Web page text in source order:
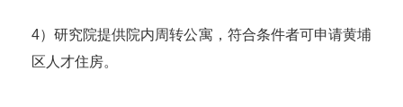
4）研究院提供院内周转公寓，符合条件者可申请黄埔
区人才住房。